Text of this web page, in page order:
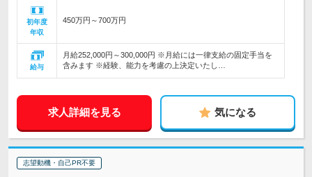
初年度
年収
450万円～700万円
給与
月給252,000円～300,000円 ※月給には一律支給の固定手当を
含みます ※経験、能力を考慮の上決定いたし…
求人詳細を見る 気になる
志望動機・自己PR不要